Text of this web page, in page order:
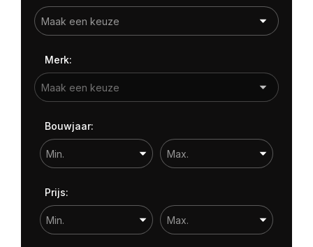
Carrosserie
Prijs (€)
Kilometerstand
Merk:
Bouwjaar:
Prijs: